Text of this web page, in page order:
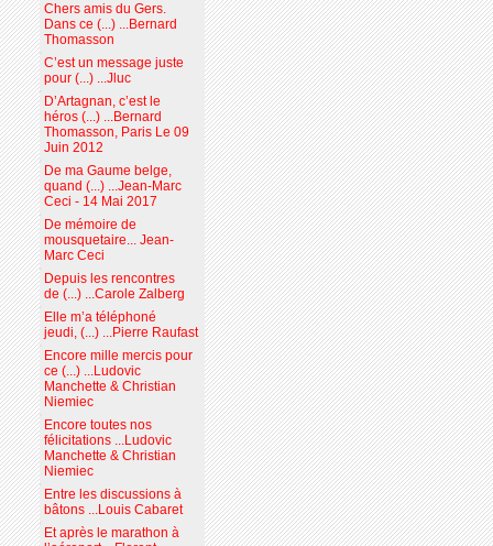
Chers amis du Gers.
Dans ce (...) ...Bernard
Thomasson
C’est un message juste
pour (...) ...Jluc
D’Artagnan, c’est le
héros (...) ...Bernard
Thomasson, Paris Le 09
Juin 2012
De ma Gaume belge,
quand (...) ...Jean-Marc
Ceci - 14 Mai 2017
De mémoire de
mousquetaire... Jean-
Marc Ceci
Depuis les rencontres
de (...) ...Carole Zalberg
Elle m’a téléphoné
jeudi, (...) ...Pierre Raufast
Encore mille mercis pour
ce (...) ...Ludovic
Manchette & Christian
Niemiec
Encore toutes nos
félicitations ...Ludovic
Manchette & Christian
Niemiec
Entre les discussions à
bâtons ...Louis Cabaret
Et après le marathon à